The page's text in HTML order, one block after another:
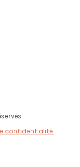
confidentialité